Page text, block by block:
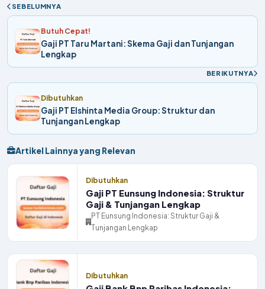
SEBELUMNYA
Butuh Cepat!
Gaji PT Taru Martani: Skema Gaji dan Tunjangan
Lengkap
BERIKUTNYA
Dibutuhkan
Gaji PT Elshinta Media Group: Struktur dan
Tunjangan Lengkap
Artikel Lainnya yang Relevan
Dibutuhkan
Gaji PT Eunsung Indonesia: Struktur
Gaji & Tunjangan Lengkap
PT Eunsung Indonesia: Struktur Gaji &
Tunjangan Lengkap
Dibutuhkan